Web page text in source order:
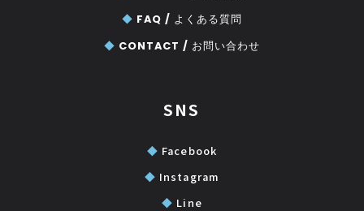
◆ FAQ / よくある質問
◆ CONTACT / お問い合わせ
SNS
◆ Facebook
◆ Instagram
◆ Line